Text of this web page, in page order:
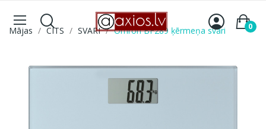
0
Mājas CITS SVARI Omron BF289 ķērmeņa svari